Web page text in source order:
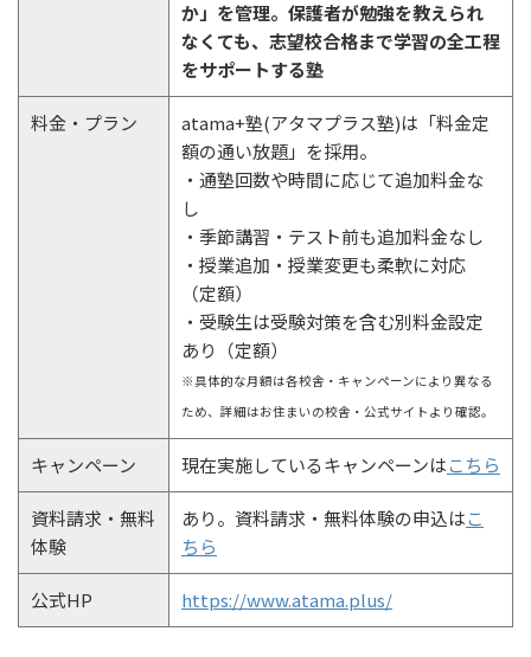
か」を管理。保護者が勉強を教えられ
なくても、志望校合格まで学習の全工程
をサポートする塾
料金・プラン
atama+塾(アタマプラス塾)は「料金定
額の通い放題」を採用。
・通塾回数や時間に応じて追加料金な
し
・季節講習・テスト前も追加料金なし
・授業追加・授業変更も柔軟に対応
（定額）
・受験生は受験対策を含む別料金設定
あり（定額）
※具体的な月額は各校舎・キャンペーンにより異なる
ため、詳細はお住まいの校舎・公式サイトより確認。
キャンペーン 現在実施しているキャンペーンはこちら
資料請求・無料
体験
あり。資料請求・無料体験の申込はこ
ちら
公式HP https://www.atama.plus/